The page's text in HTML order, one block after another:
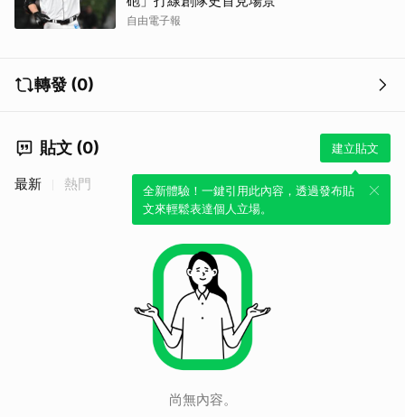
自由電子報
轉發 (0)
貼文 (0) 建立貼文
全新體驗！一鍵引用此內容，透過發布貼
文來輕鬆表達個人立場。
最新 熱門
尚無內容。